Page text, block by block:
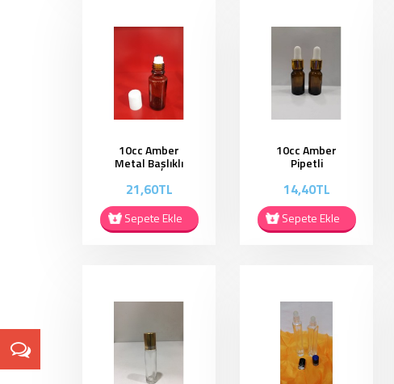
10cc Amber
Metal Başlıklı
Rollon Şişe -
AR010
21,60TL
Sepete Ekle
10cc Amber
Pipetli
- APD02
14,40TL
Sepete Ekle